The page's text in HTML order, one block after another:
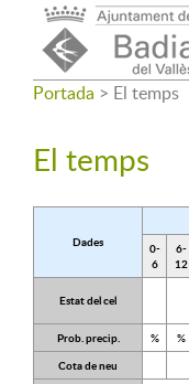
Portada > El temps
El temps
Dades
0-
6
6-
12
Estat del cel
Prob. precip. % %
Cota de neu